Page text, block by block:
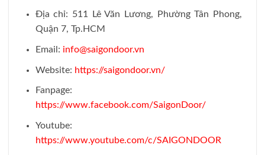
Địa chỉ: 511 Lê Văn Lương, Phường Tân Phong,
Quận 7, Tp.HCM
Email: info@saigondoor.vn
Website: https://saigondoor.vn/
Fanpage:
https://www.facebook.com/SaigonDoor/
Youtube:
https://www.youtube.com/c/SAIGONDOOR